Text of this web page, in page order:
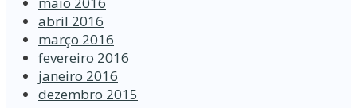
abril 2016
março 2016
fevereiro 2016
janeiro 2016
dezembro 2015